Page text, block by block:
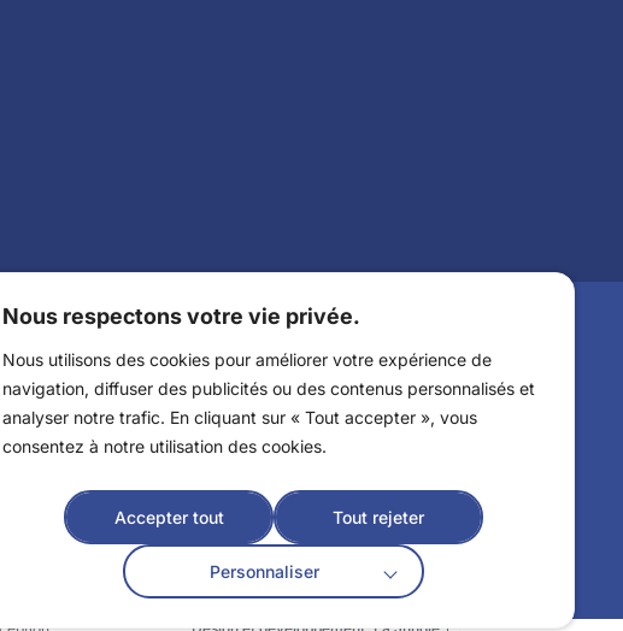
Nous respectons votre vie privée.
Nous utilisons des cookies pour améliorer votre expérience de
navigation, diffuser des publicités ou des contenus personnalisés et
analyser notre trafic. En cliquant sur « Tout accepter », vous
consentez à notre utilisation des cookies.
Personnaliser
Tout rejeter
Accepter tout
Billetterie